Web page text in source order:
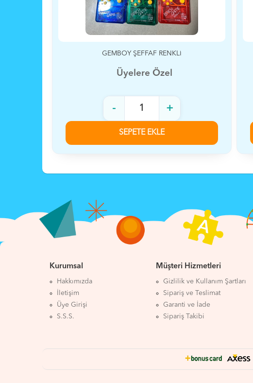
KUTU RENKLİ 8,5 TABLET
Üyelere Özel
SEPETE EKLE
Kurumsal
Hakkımızda
İletişim
Üye Girişi
S.S.S.
Müşteri Hizmetleri
Gizlilik ve Kullanım Şartları
Sipariş ve Teslimat
Garanti ve İade
Sipariş Takibi